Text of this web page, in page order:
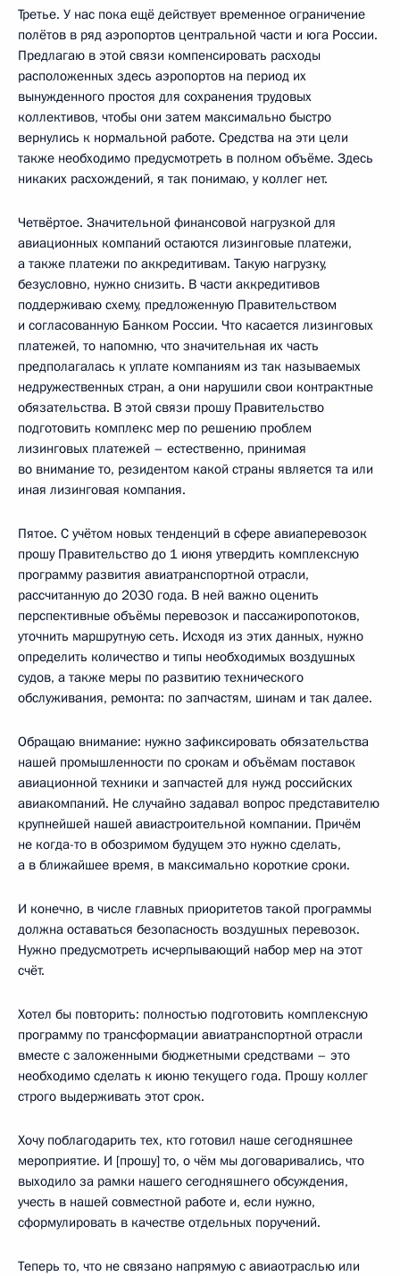
Третье. У нас пока ещё действует временное ограничение
полётов в ряд аэропортов центральной части и юга России.
Предлагаю в этой связи компенсировать расходы
расположенных здесь аэропортов на период их
вынужденного простоя для сохранения трудовых
коллективов, чтобы они затем максимально быстро
вернулись к нормальной работе. Средства на эти цели
также необходимо предусмотреть в полном объёме. Здесь
никаких расхождений, я так понимаю, у коллег нет.
Четвёртое. Значительной финансовой нагрузкой для
авиационных компаний остаются лизинговые платежи,
а также платежи по аккредитивам. Такую нагрузку,
безусловно, нужно снизить. В части аккредитивов
поддерживаю схему, предложенную Правительством
и согласованную Банком России. Что касается лизинговых
платежей, то напомню, что значительная их часть
предполагалась к уплате компаниям из так называемых
недружественных стран, а они нарушили свои контрактные
обязательства. В этой связи прошу Правительство
подготовить комплекс мер по решению проблем
лизинговых платежей – естественно, принимая
во внимание то, резидентом какой страны является та или
иная лизинговая компания.
Пятое. С учётом новых тенденций в сфере авиаперевозок
прошу Правительство до 1 июня утвердить комплексную
программу развития авиатранспортной отрасли,
рассчитанную до 2030 года. В ней важно оценить
перспективные объёмы перевозок и пассажиропотоков,
уточнить маршрутную сеть. Исходя из этих данных, нужно
определить количество и типы необходимых воздушных
судов, а также меры по развитию технического
обслуживания, ремонта: по запчастям, шинам и так далее.
Обращаю внимание: нужно зафиксировать обязательства
нашей промышленности по срокам и объёмам поставок
авиационной техники и запчастей для нужд российских
авиакомпаний. Не случайно задавал вопрос представителю
крупнейшей нашей авиастроительной компании. Причём
не когда-то в обозримом будущем это нужно сделать,
а в ближайшее время, в максимально короткие сроки.
И конечно, в числе главных приоритетов такой программы
должна оставаться безопасность воздушных перевозок.
Нужно предусмотреть исчерпывающий набор мер на этот
счёт.
Хотел бы повторить: полностью подготовить комплексную
программу по трансформации авиатранспортной отрасли
вместе с заложенными бюджетными средствами – это
необходимо сделать к июню текущего года. Прошу коллег
строго выдерживать этот срок.
Хочу поблагодарить тех, кто готовил наше сегодняшнее
мероприятие. И [прошу] то, о чём мы договаривались, что
выходило за рамки нашего сегодняшнего обсуждения,
учесть в нашей совместной работе и, если нужно,
сформулировать в качестве отдельных поручений.
Теперь то, что не связано напрямую с авиаотраслью или